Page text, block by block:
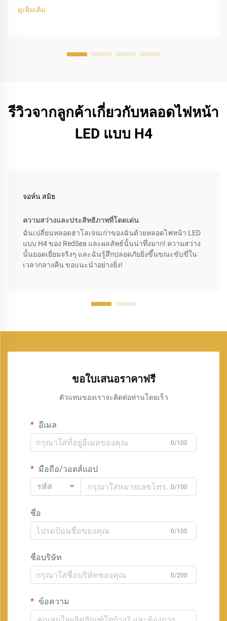
ดั้งเดิมเป็นหลอด LED สาเหตุหลักมักเกิดจากการไม่เข้ากันของ...
ดูเพิ่มเติม
รีวิวจากลูกค้าเกี่ยวกับหลอดไฟหน้า
LED แบบ H4
จอห์น สมิธ
ความสว่างและประสิทธิภาพที่โดดเด่น
ฉันเปลี่ยนหลอดฮาโลเจนเก่าของฉันด้วยหลอดไฟหน้า LED
แบบ H4 ของ RedSea และผลลัพธ์นั้นน่าทึ่งมาก! ความสว่าง
นั้นยอดเยี่ยมจริงๆ และฉันรู้สึกปลอดภัยยิ่งขึ้นขณะขับขี่ใน
เวลากลางคืน ขอแนะนำอย่างยิ่ง!
ขอใบเสนอราคาฟรี
ตัวแทนของเราจะติดต่อท่านโดยเร็ว
อีเมล
0/100
มือถือ/วอตส์แอป
รหัส
0/100
ชื่อ
0/100
ชื่อบริษัท
0/200
ข้อความ